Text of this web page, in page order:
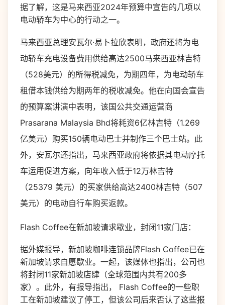
据了解，这是马来西亚2024年预算中宣告的几项以
电动轿车为中心的行动之一。
马来西亚总理安瓦尔·易卜拉欣表明，政府还将为电
动轿车充电设备费用供给高达2500马来西亚林吉特
（528美元）的所得税减免，为期四年，为电动轿车
租借本钱供给为期两年的税收减免。他在向国会宣告
的预算案讲演中表明，该国公共交通运营商
Prasarana Malaysia Bhd将耗资6亿林吉特（1.269
亿美元）购买150辆电动巴士并制作三个巴士站。此
外，安瓦尔还指出，马来西亚政府将依据其电动摩托
车运用促进方案，向年收入低于12万林吉特
（25379 美元）的买家供给高达2400林吉特（507
美元）的电动自行车购买返款。
Flash Coffee在新加坡请求歇业，封闭11家门店：
据外媒报导，新加坡咖啡连锁品牌Flash Coffee已在
新加坡请求自愿歇业。一起，该媒体也指出，公司也
将封闭11家新加坡店肆（全球范围内共有200多
家）。此外，有报导指出， Flash Coffee的一些职
工在新加坡建议了停工，但该公司后来否认了这些报